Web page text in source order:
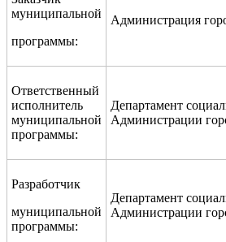
муниципальной
программы:
Администрация
Ответственный
исполнитель
муниципальной
программы:
Департамент
Администрации
Разработчик
муниципальной
программы:
Департамент
Администрации